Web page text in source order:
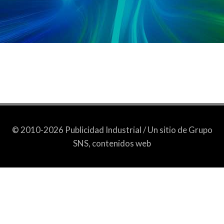
© 2010-2026 Publicidad Industrial / Un sitio de Grupo
SNS, contenidos web